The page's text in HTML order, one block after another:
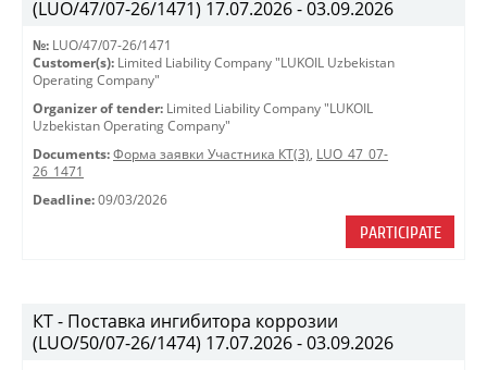
(LUO/47/07-26/1471) 17.07.2026 - 03.09.2026
№: LUO/47/07-26/1471
Customer(s): Limited Liability Company "LUKOIL Uzbekistan
Operating Company"
Organizer of tender: Limited Liability Company "LUKOIL
Uzbekistan Operating Company"
Documents: Форма заявки Участника КТ(3), LUO_47_07-
26_1471
Deadline: 09/03/2026
PARTICIPATE
КТ - Поставка ингибитора коррозии
(LUO/50/07-26/1474) 17.07.2026 - 03.09.2026